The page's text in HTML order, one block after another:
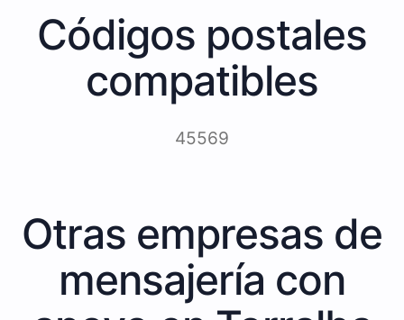
Códigos postales
compatibles
45569
Otras empresas de
mensajería con